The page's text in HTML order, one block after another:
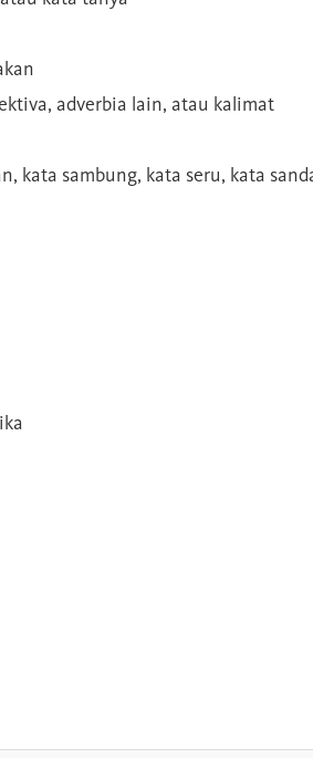
adverbia lain, atau kalimat
kata sambung, kata seru, kata